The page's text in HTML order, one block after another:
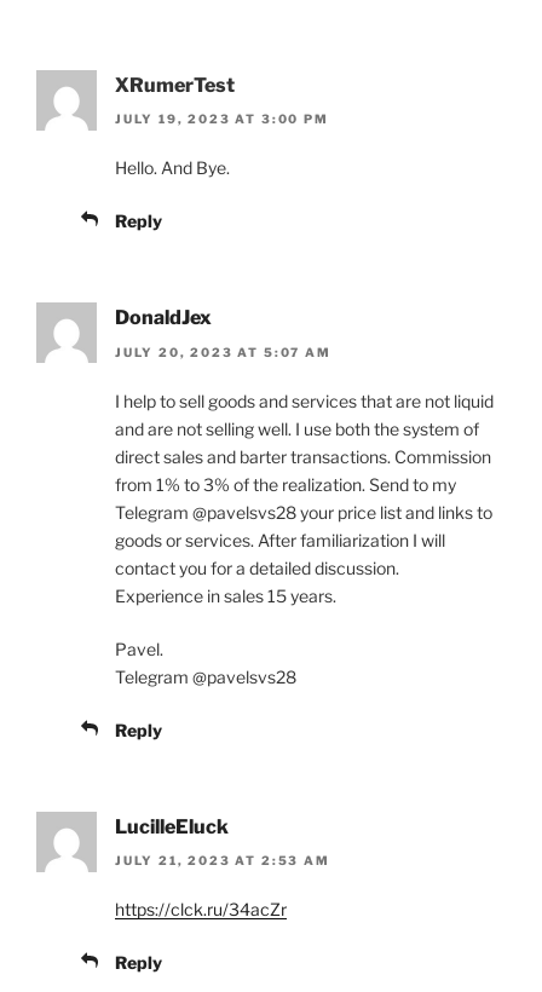
XRumerTest
JULY 19, 2023 AT 3:00 PM
Hello. And Bye.
Reply
DonaldJex
JULY 20, 2023 AT 5:07 AM
I help to sell goods and services that are not liquid
and are not selling well. I use both the system of
direct sales and barter transactions. Commission
from 1% to 3% of the realization. Send to my
Telegram @pavelsvs28 your price list and links to
goods or services. After familiarization I will
contact you for a detailed discussion.
Experience in sales 15 years.
Pavel.
Telegram @pavelsvs28
Reply
LucilleEluck
JULY 21, 2023 AT 2:53 AM
https://clck.ru/34acZr
Reply